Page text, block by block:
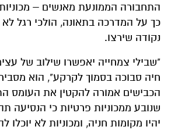
התחבורה הממונעת מאנשים –
כך על המדרכה בתאונה, הולכי רגל
נקודה שירצו.
"שבילי צמחייה יאפשרו שילוב של
חיה סבוכה בסמוך לקרקע", הוא
הכבישים אמורה להקטין את העומס
שנובע ממכוניות פרטיות כי הנסיעה
יהיו מקומות חניה, ומכוניות לא יוכלו